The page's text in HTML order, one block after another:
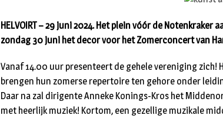
HELVOIRT – 29 juni 2024. Het plein vóór de
zondag 30 juni het decor voor het Zomerconcert van
Vanaf 14.00 uur presenteert de gehele vereniging zich!
brengen hun zomerse repertoire ten gehore onder
Daar na zal dirigente Anneke Konings-Kros het
met heerlijk muziek! Kortom, een gezellige muzikale